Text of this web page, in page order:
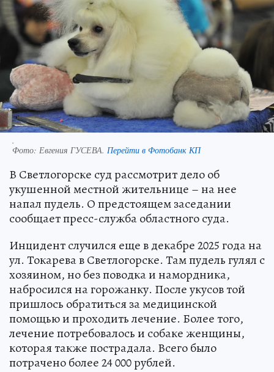
.
Фото: Евгения ГУСЕВА. Перейти в Фотобанк КП
В Светлогорске суд рассмотрит дело об
укушенной местной жительнице – на нее
напал пудель. О предстоящем заседании
сообщает пресс-служба областного суда.
Инцидент случился еще в декабре 2025 года на
ул. Токарева в Светлогорске. Там пудель гулял с
хозяином, но без поводка и намордника,
набросился на горожанку. После укусов той
пришлось обратиться за медицинской
помощью и проходить лечение. Более того,
лечение потребовалось и собаке женщины,
которая также пострадала. Всего было
потрачено более 24 000 рублей.